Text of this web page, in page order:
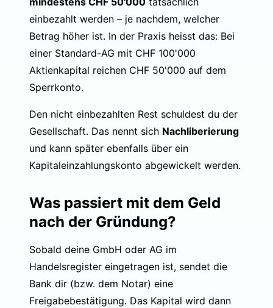
einbezahlt werden – je nachdem, welcher
Betrag höher ist. In der Praxis heisst das: Bei
einer Standard-AG mit CHF 100'000
Aktienkapital reichen CHF 50'000 auf dem
Sperrkonto.
Den nicht einbezahlten Rest schuldest du der
Gesellschaft. Das nennt sich Nachliberierung
und kann später ebenfalls über ein
Kapitaleinzahlungskonto abgewickelt werden.
Was passiert mit dem Geld
nach der Gründung?
Sobald deine GmbH oder AG im
Handelsregister eingetragen ist, sendet die
Bank dir (bzw. dem Notar) eine
Freigabebestätigung. Das Kapital wird dann